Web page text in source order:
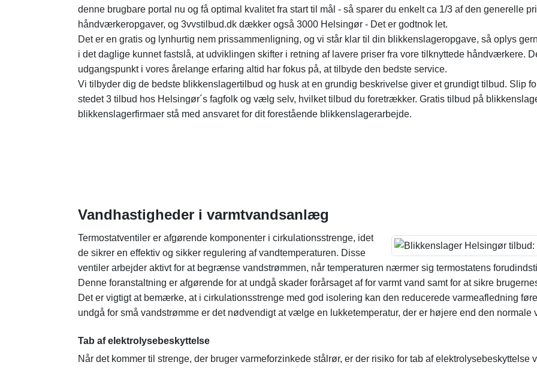
denne brugbare portal nu og få optimal kvalitet fra start til mål - så sparer du enkelt ca 1/3 af den generelle
håndværkeropgaver, og 3vvstilbud.dk dækker også 3000 Helsingør - Det er godtnok let.
Det er en gratis og lynhurtig nem prissammenligning, og vi står klar til din blikkenslageropgave, så oplys
i det daglige kunnet fastslå, at udviklingen skifter i retning af lavere priser fra vore tilknyttede håndværkere.
udgangspunkt i vores årelange erfaring altid har fokus på, at tilbyde den bedste service.
Vi tilbyder dig de bedste blikkenslagertilbud og husk at en grundig beskrivelse giver et grundigt tilbud. Slip
stedet 3 tilbud hos Helsingør´s fagfolk og vælg selv, hvilket tilbud du foretrækker. Gratis tilbud på
blikkenslagerfirmaer stå med ansvaret for dit forestående blikkenslagerarbejde.
Vandhastigheder i varmtvandsanlæg
Termostatventiler er afgørende komponenter i cirkulationsstrenge, idet
de sikrer en effektiv og sikker regulering af vandtemperaturen. Disse
ventiler arbejder aktivt for at begrænse vandstrømmen, når temperaturen nærmer sig termostatens
Denne foranstaltning er afgørende for at undgå skader forårsaget af for varmt vand samt for at sikre
Det er vigtigt at bemærke, at i cirkulationsstrenge med god isolering kan den reducerede varmeafledning
undgå for små vandstrømme er det nødvendigt at vælge en lukketemperatur, der er højere end den normale
Tab af elektrolysebeskyttelse
Når det kommer til strenge, der bruger varmeforzinkede stålrør, er der risiko for tab af elektrolysebeskyttelse